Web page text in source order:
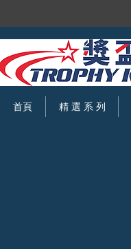
首頁 精 選 系 列